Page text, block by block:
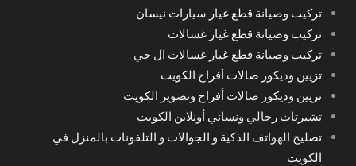
تركيب وصيانة قطع غيار سيارات نيسان
تركيب وصيانة قطع غيار غسالات
تركيب وصيانة قطع غيار غسالات ال جي
تزيين وديكور صالات أفراح الكويت
تزيين وديكور صالات أفراح وتصوير الكويت
تشيرتات رجالي ونسائي أونلاين الكويت
تصليح الهواتف الذكية و الجوالات و التلفونات بالمنزل في
الكويت